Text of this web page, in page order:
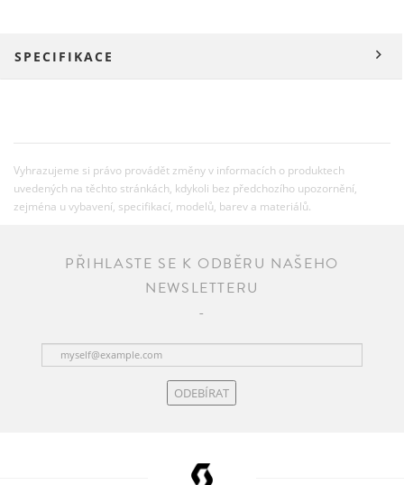
SPECIFIKACE
Vyhrazujeme si právo provádět změny v informacích o produktech
uvedených na těchto stránkách, kdykoli bez předchozího upozornění,
zejména u vybavení, specifikací, modelů, barev a materiálů.
PŘIHLASTE SE K ODBĚRU NAŠEHO
NEWSLETTERU
ODEBÍRAT